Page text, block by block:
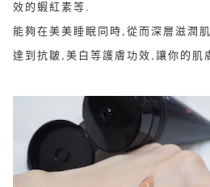
效的蝦紅素等.
能夠在美美睡 眠同時,從而深層滋潤
達到抗皺,美白等護膚功效, 讓你的肌